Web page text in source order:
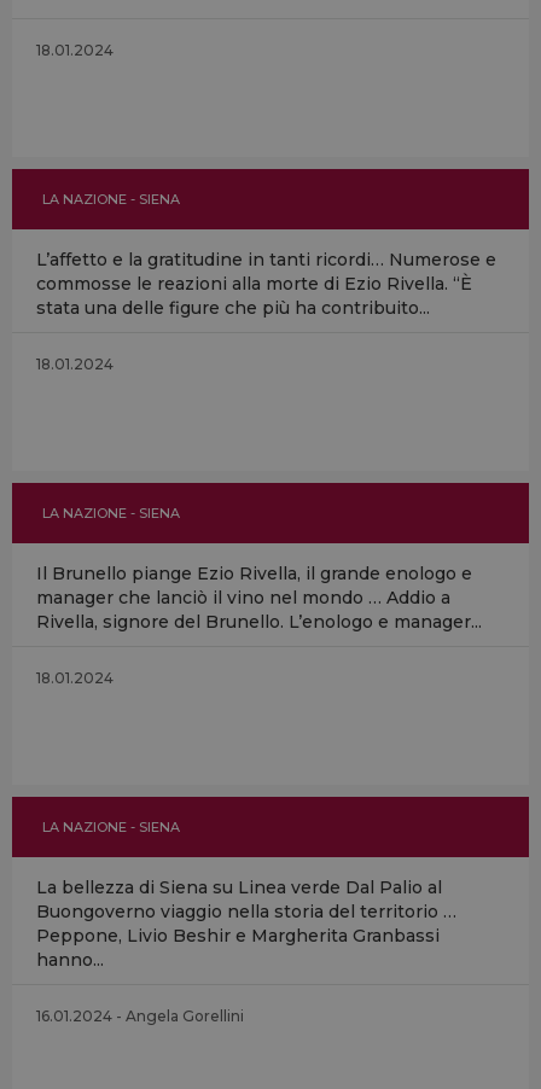
18.01.2024
LA NAZIONE - SIENA
L’affetto e la gratitudine in tanti ricordi… Numerose e
commosse le reazioni alla morte di Ezio Rivella. “È
stata una delle figure che più ha contribuito...
18.01.2024
LA NAZIONE - SIENA
Il Brunello piange Ezio Rivella, il grande enologo e
manager che lanciò il vino nel mondo … Addio a
Rivella, signore del Brunello. L’enologo e manager...
18.01.2024
LA NAZIONE - SIENA
La bellezza di Siena su Linea verde Dal Palio al
Buongoverno viaggio nella storia del territorio …
Peppone, Livio Beshir e Margherita Granbassi
hanno...
16.01.2024 - Angela Gorellini